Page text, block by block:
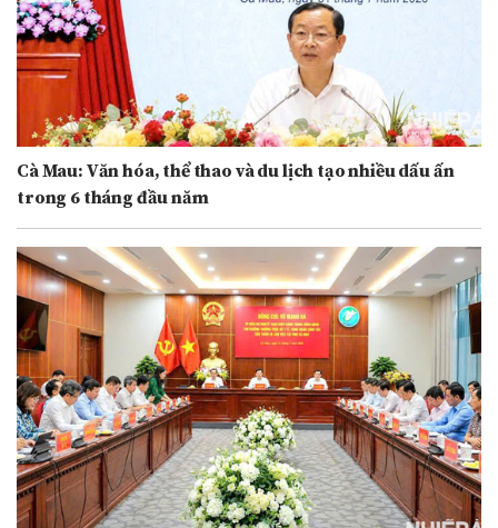
Cà Mau: Văn hóa, thể thao và du lịch tạo nhiều dấu ấn
trong 6 tháng đầu năm